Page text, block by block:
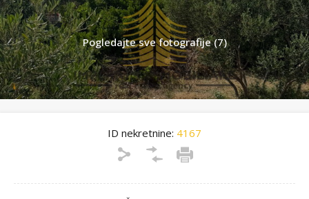
Pogledajte sve fotografije (7)
ID nekretnine: 4167